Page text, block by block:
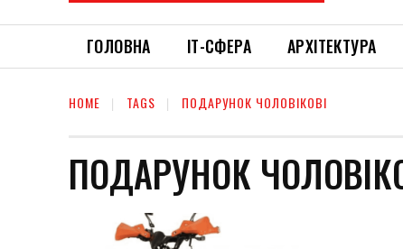
ГОЛОВНА ІТ-СФЕРА АРХІТЕКТУРА
HOME TAGS ПОДАРУНОК ЧОЛОВІКОВІ
ПОДАРУНОК